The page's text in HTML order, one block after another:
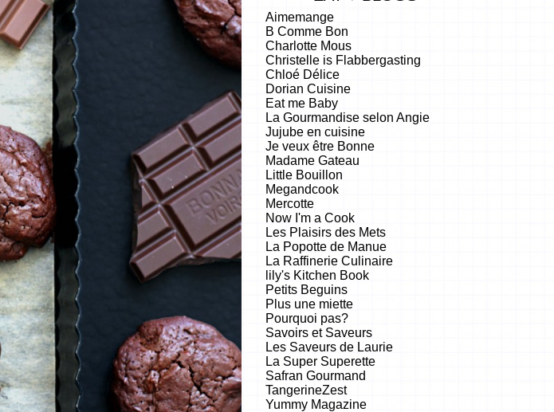
Aimemange
B Comme Bon
Charlotte Mous
Christelle is Flabbergasting
Chloé Délice
Dorian Cuisine
Eat me Baby
La Gourmandise selon Angie
Jujube en cuisine
Je veux être Bonne
Madame Gateau
Little Bouillon
Megandcook
Mercotte
Now I'm a Cook
Les Plaisirs des Mets
La Popotte de Manue
La Raffinerie Culinaire
lily's Kitchen Book
Petits Beguins
Plus une miette
Pourquoi pas?
Savoirs et Saveurs
Les Saveurs de Laurie
La Super Superette
Safran Gourmand
TangerineZest
Yummy Magazine